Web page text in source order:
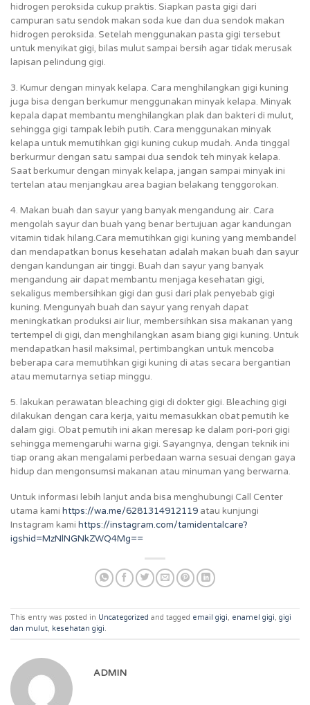
hidrogen peroksida cukup praktis. Siapkan pasta gigi dari
campuran satu sendok makan soda kue dan dua sendok makan
hidrogen peroksida. Setelah menggunakan pasta gigi tersebut
untuk menyikat gigi, bilas mulut sampai bersih agar tidak merusak
lapisan pelindung gigi.
3. Kumur dengan minyak kelapa. Cara menghilangkan gigi kuning
juga bisa dengan berkumur menggunakan minyak kelapa. Minyak
kepala dapat membantu menghilangkan plak dan bakteri di mulut,
sehingga gigi tampak lebih putih. Cara menggunakan minyak
kelapa untuk memutihkan gigi kuning cukup mudah. Anda tinggal
berkurmur dengan satu sampai dua sendok teh minyak kelapa.
Saat berkumur dengan minyak kelapa, jangan sampai minyak ini
tertelan atau menjangkau area bagian belakang tenggorokan.
4. Makan buah dan sayur yang banyak mengandung air. Cara
mengolah sayur dan buah yang benar bertujuan agar kandungan
vitamin tidak hilang.Cara memutihkan gigi kuning yang membandel
dan mendapatkan bonus kesehatan adalah makan buah dan sayur
dengan kandungan air tinggi. Buah dan sayur yang banyak
mengandung air dapat membantu menjaga kesehatan gigi,
sekaligus membersihkan gigi dan gusi dari plak penyebab gigi
kuning. Mengunyah buah dan sayur yang renyah dapat
meningkatkan produksi air liur, membersihkan sisa makanan yang
tertempel di gigi, dan menghilangkan asam biang gigi kuning. Untuk
mendapatkan hasil maksimal, pertimbangkan untuk mencoba
beberapa cara memutihkan gigi kuning di atas secara bergantian
atau memutarnya setiap minggu.
5. lakukan perawatan bleaching gigi di dokter gigi. Bleaching gigi
dilakukan dengan cara kerja, yaitu memasukkan obat pemutih ke
dalam gigi. Obat pemutih ini akan meresap ke dalam pori-pori gigi
sehingga memengaruhi warna gigi. Sayangnya, dengan teknik ini
tiap orang akan mengalami perbedaan warna sesuai dengan gaya
hidup dan mengonsumsi makanan atau minuman yang berwarna.
Untuk informasi lebih lanjut anda bisa menghubungi Call Center
utama kami https://wa.me/6281314912119 atau kunjungi
Instagram kami https://instagram.com/tamidentalcare?
igshid=MzNlNGNkZWQ4Mg==
This entry was posted in Uncategorized and tagged email gigi, enamel gigi, gigi
dan mulut, kesehatan gigi.
ADMIN